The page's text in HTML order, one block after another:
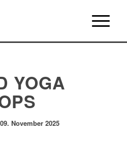
YOGA
November 2025